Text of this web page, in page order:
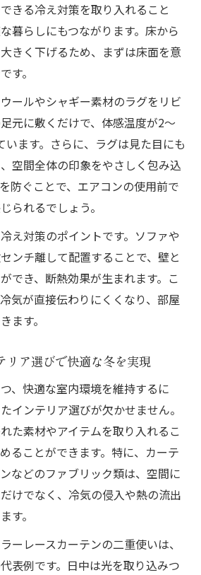
グの活用で冷気をしっかり遮断
上げるラグ選びのポイントを紹
インテリアの効果的な組み合
役立つラグのインテリア活用術
具配置の工夫が重要
家具配置で冷気を防ぎ暖かさを
す家具配置で断熱効果を高める
作るインテリア配置テクニック
りにくいインテリアの配置ポイ
で省エネインテリアを実現し
二重使いで断熱強化
カーテンで窓際の冷気をしっか
ンとミラーレースの二重使いが
るカーテンのインテリア選び
インテリアカーテン使い分け術
きる冷え対策を取り入れること
暮らしにもつながります。床から
きく下げるため、まずは床面を意
す。
ールやシャギー素材のラグをリビ
元に敷くだけで、体感温度が2〜
ます。さらに、ラグは見た目にも
空間全体の印象をやさしく包み込
防ぐことで、エアコンの使用前で
られるでしょう。
え対策のポイントです。ソファや
ンチ離して配置することで、壁と
でき、断熱効果が生まれます。こ
気が直接伝わりにくくなり、部屋
ます。
リア選びで快適な冬を実現
、快適な室内環境を維持するに
インテリア選びが欠かせません。
た素材やアイテムを取り入れるこ
ることができます。特に、カーテ
などのファブリック類は、空間に
けでなく、冷気の侵入や熱の流出
す。
ーレースカーテンの二重使いは、
表例です。日中は光を取り込みつ